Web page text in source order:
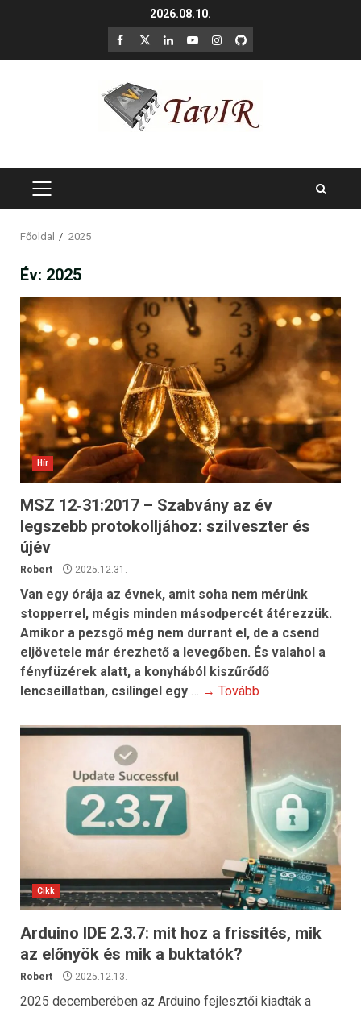
2026.08.10.
F X LinkedIn
YouTubeInstagram
GitHub
PRIMARY
Főoldal 2025
Év: 2025
Hír
MSZ 12‑31:2017 – Szabvány az év
legszebb protokolljához: szilveszter és
újév
Robert 2025.12.31.
Van egy órája az évnek, amit soha nem mérünk
stopperrel, mégis minden másodpercét átérezzük.
Amikor a pezsgő még nem durrant el, de a csend
eljövetele már érezhető a levegőben. És valahol a
fényfüzérek alatt, a konyhából kiszűrődő
lencseillatban, csilingel egy … → Tovább
Cikk
Arduino IDE 2.3.7: mit hoz a frissítés, mik
az előnyök és mik a buktatók?
Robert 2025.12.13.
2025 decemberében az Arduino fejlesztői kiadták a